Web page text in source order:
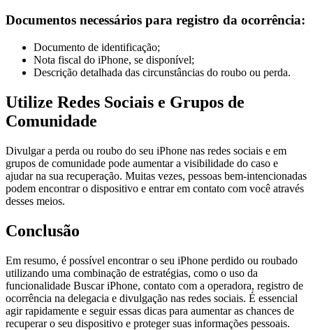
Documentos necessários para registro da ocorrência:
Documento de identificação;
Nota fiscal do iPhone, se disponível;
Descrição detalhada das circunstâncias do roubo ou perda.
Utilize Redes Sociais e Grupos de
Comunidade
Divulgar a perda ou roubo do seu iPhone nas redes sociais e em
grupos de comunidade pode aumentar a visibilidade do caso e
ajudar na sua recuperação. Muitas vezes, pessoas bem-intencionadas
podem encontrar o dispositivo e entrar em contato com você através
desses meios.
Conclusão
Em resumo, é possível encontrar o seu iPhone perdido ou roubado
utilizando uma combinação de estratégias, como o uso da
funcionalidade Buscar iPhone, contato com a operadora, registro de
ocorrência na delegacia e divulgação nas redes sociais. É essencial
agir rapidamente e seguir essas dicas para aumentar as chances de
recuperar o seu dispositivo e proteger suas informações pessoais.